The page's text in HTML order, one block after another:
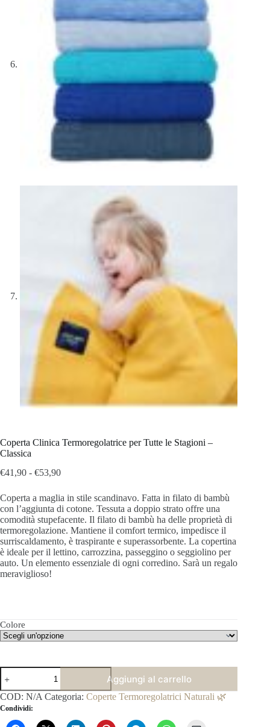
Coperta Clinica Termoregolatrice per Tutte le Stagioni –
Classica
€41,90 - €53,90Fascia
prezzo:
da
€41,90
a
€53,90
Coperta a maglia in stile scandinavo. Fatta in filato di bambù
con l’aggiunta di cotone. Tessuta a doppio strato offre una
comodità stupefacente. Il filato di bambù ha delle proprietà di
termoregolazione. Mantiene il comfort termico, impedisce il
surriscaldamento, è traspirante e superassorbente. La copertina
è ideale per il lettino, carrozzina, passeggino o seggiolino per
auto. Un elemento essenziale di ogni corredino. Sarà un regalo
meraviglioso!
Colore
Coperta
Clinica
Termoregolatrice
per
Tutte
Aggiungi al carrello
COD: N/A Categoria: Coperte Termoregolatrici Naturali 🌿
Condividi: